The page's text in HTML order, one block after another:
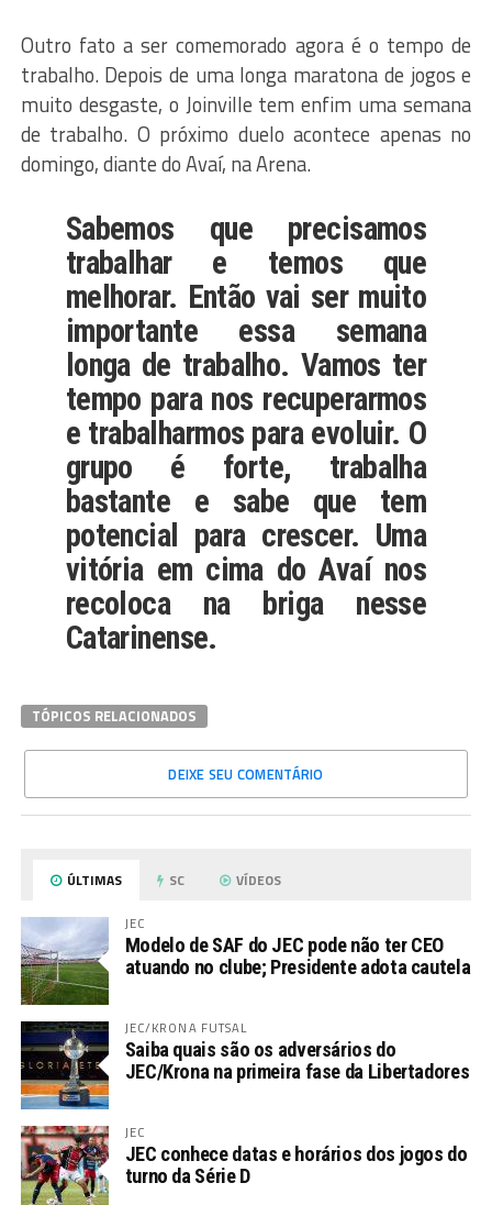
Outro fato a ser comemorado agora é o tempo de
trabalho. Depois de uma longa maratona de jogos e
muito desgaste, o Joinville tem enfim uma semana
de trabalho. O próximo duelo acontece apenas no
domingo, diante do Avaí, na Arena.
Sabemos que precisamos
trabalhar e temos que
melhorar. Então vai ser muito
importante essa semana
longa de trabalho. Vamos ter
tempo para nos recuperarmos
e trabalharmos para evoluir. O
grupo é forte, trabalha
bastante e sabe que tem
potencial para crescer. Uma
vitória em cima do Avaí nos
recoloca na briga nesse
Catarinense.
TÓPICOS RELACIONADOS
DEIXE SEU COMENTÁRIO
ÚLTIMAS SC VÍDEOS
JEC
Modelo de SAF do JEC pode não ter CEO
atuando no clube; Presidente adota cautela
JEC/KRONA FUTSAL
Saiba quais são os adversários do
JEC/Krona na primeira fase da Libertadores
JEC
JEC conhece datas e horários dos jogos do
turno da Série D